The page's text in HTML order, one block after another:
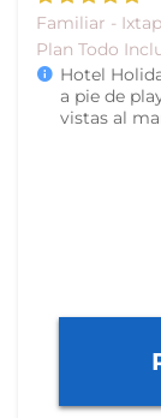
Familiar -
Plan Todo
Hotel
a pie de
vistas al